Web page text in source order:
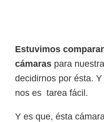
Estuvimos
cámaras para
decidirnos por ésta.
nos es tarea fácil.
Y es que, ésta